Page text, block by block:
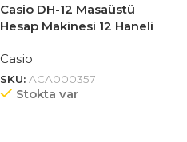
Casio DH-12 Masaüstü
Hesap Makinesi 12 Haneli
Casio
SKU: ACA000357
Stokta var